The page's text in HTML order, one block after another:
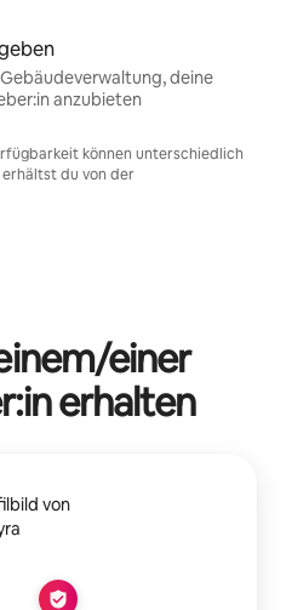
deine
anzubieten
können unterschiedlich
du von der
einer
erhalten